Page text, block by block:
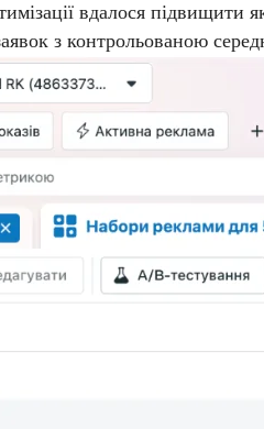
вдалося
з контрольованою